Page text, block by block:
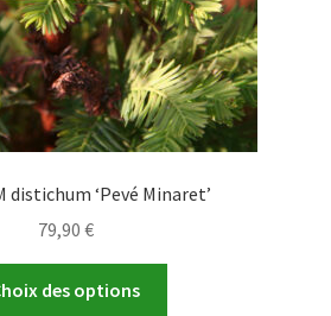
distichum ‘Pevé Minaret’
79,90 €
des options